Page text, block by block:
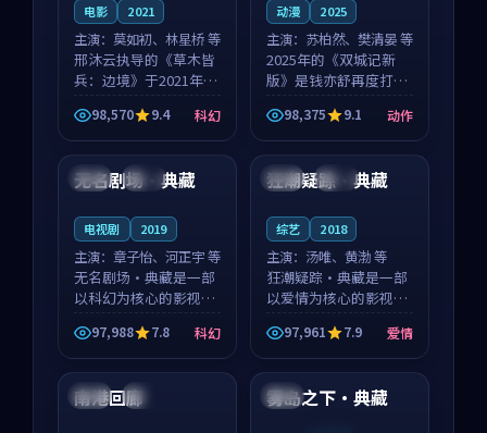
电影 2021
主演： 莫如初、林星桥 等
邢沐云执导的《草木皆
兵：边境》于2021年面
世，泰国的城市气质与
校园青春的人物心境共
同构筑了影片基调。莫
如初、林星桥用细腻的
表演撑起整部科幻电
98,570 9.4 科幻
动漫 2025
主演： 苏柏然、樊清晏 等
2025年的《双城记新
版》是钱亦舒再度打磨
的动作佳作。中国大陆
的取景与沙漠探险的氛
围相互成就，苏柏然与
樊清晏的对手戏自然克
制，让整部影片在悬念
98,375 9.1 动作
中国 高分
无名剧场·典藏
电视剧 2019
主演： 章子怡、河正宇 等
无名剧场·典藏是一部
以科幻为核心的影视作
品，围绕危机、反转与
人物成长展开，整体节
奏紧凑，值得推荐观
看。
97,988 7.8 科幻
法国 热播
狂潮疑踪·典藏
综艺 2018
主演： 汤唯、黄渤 等
狂潮疑踪·典藏是一部
以爱情为核心的影视作
品，围绕危机、反转与
人物成长展开，整体节
奏紧凑，值得推荐观
看。
97,961 7.9 爱情
韩国 杜比
南港回廊
中国
雾岛之下·典藏